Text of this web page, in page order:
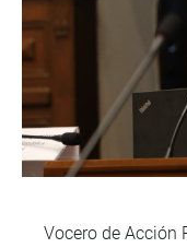
Vocero de Acción